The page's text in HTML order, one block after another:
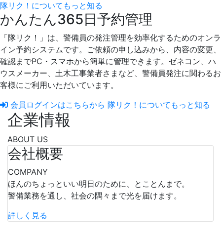
隊リク！についてもっと知る
かんたん365日予約管理
「隊リク！」は、警備員の発注管理を効率化するためのオンラ
イン予約システムです。ご依頼の申し込みから、内容の変更、
確認までPC・スマホから簡単に管理できます。ゼネコン、ハ
ウスメーカー、土木工事業者さまなど、警備員発注に関わるお
客様にご利用いただいています。
会員ログインはこちらから 隊リク！についてもっと知る
企業情報
ABOUT US
会社概要
COMPANY
ほんのちょっといい明日のために、とことんまで。
警備業務を通し、社会の隅々まで光を届けます。
詳しく見る